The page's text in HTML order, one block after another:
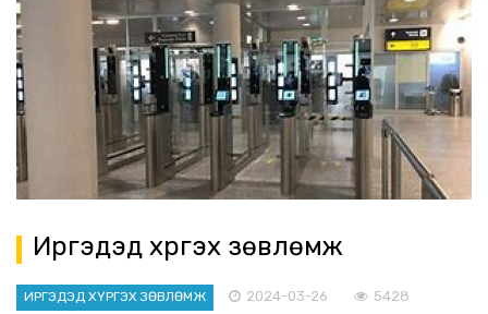
Иргэдэд хүргэх зөвлөмж
ИРГЭДЭД ХҮРГЭХ ЗӨВЛӨМЖ 2024-03-26 5428